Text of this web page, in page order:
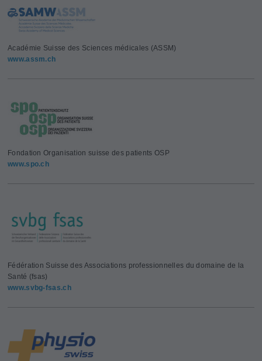
Académie Suisse des Sciences médicales (ASSM)
www.assm.ch
Fondation Organisation suisse des patients OSP
www.spo.ch
Fédération Suisse des Associations professionnelles du domaine de la
Santé (fsas)
www.svbg-fsas.ch